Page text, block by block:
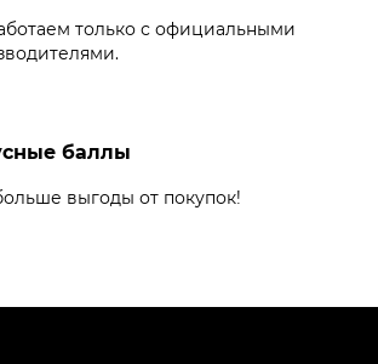
только с официальными
баллы
выгоды от покупок!